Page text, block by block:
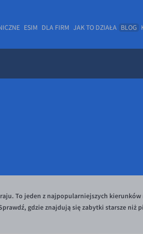
ESIM DLA FIRM JAK TO DZIAŁA BLOG
To jeden z najpopularniejszych
gdzie znajdują się zabytki starsze